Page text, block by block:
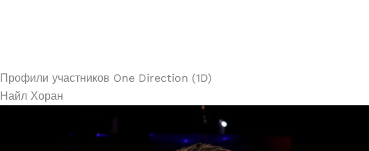
Профили участников One Direction (1D)
Найл Хоран